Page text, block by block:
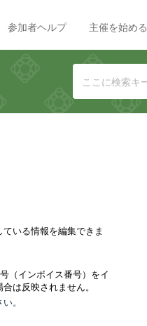
参加者ヘルプ 主催を始める
いる情報を編集できま
（インボイス番号）をイ
は反映されません。
。